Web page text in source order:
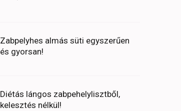
Zabpelyhes almás süti egyszerűen
és gyorsan!
Diétás lángos zabpehelylisztből,
kelesztés nélkül!